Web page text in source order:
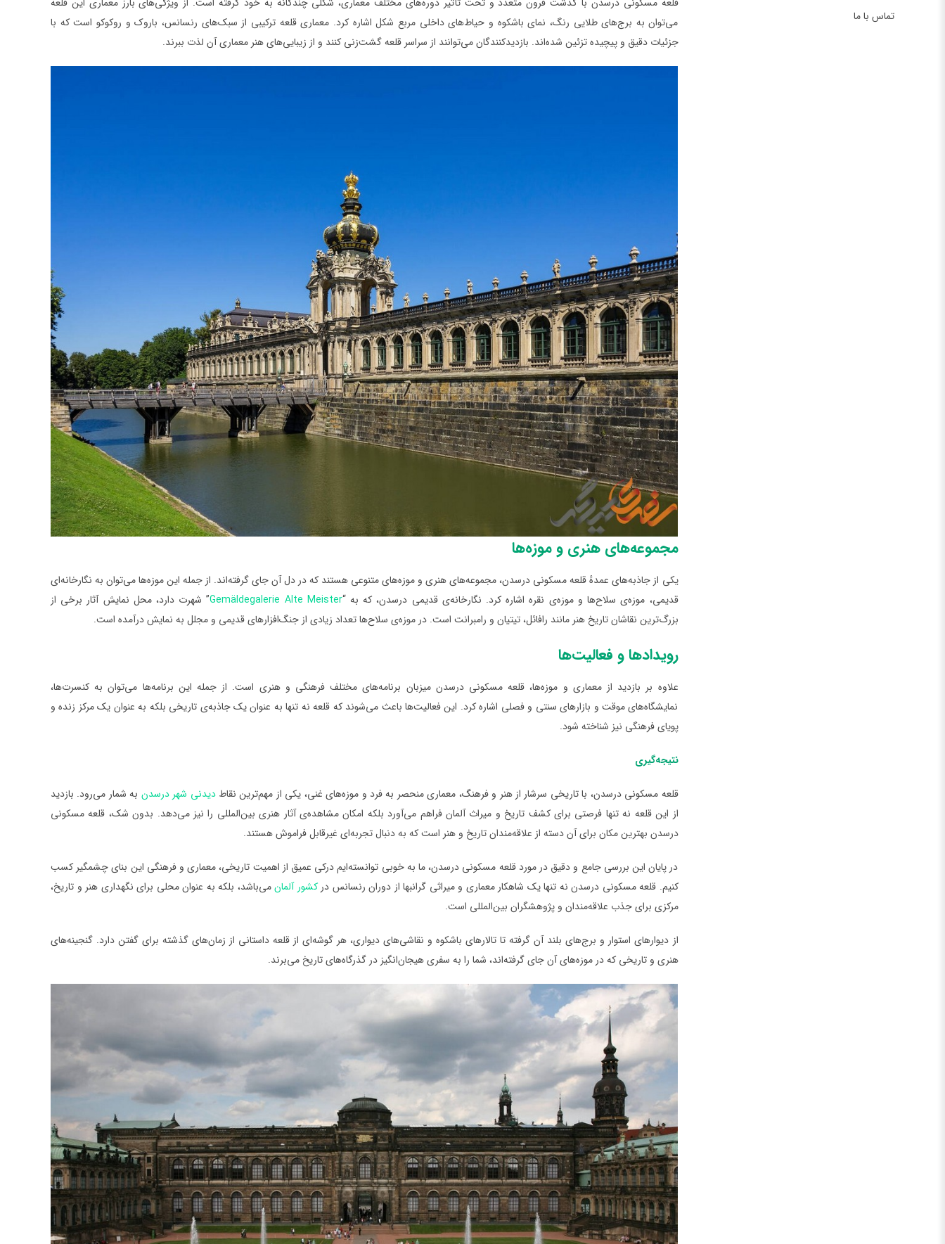
تماس با ما
قلعه مسکونی درسدن با گذشت قرون متعدد و تحت تأثیر دوره‌های مختلف معماری، شکلی چندگانه به خود گرفته است. از ویژگی‌های بارز معماری این قلعه
می‌توان به برج‌های طلایی رنگ، نمای باشکوه و حیاط‌های داخلی مربع شکل اشاره کرد. معماری قلعه ترکیبی از سبک‌های رنسانس، باروک و روکوکو است که با
جزئیات دقیق و پیچیده تزئین شده‌اند. بازدیدکنندگان می‌توانند از سراسر قلعه گشت‌زنی کنند و از زیبایی‌های هنر معماری آن لذت ببرند.
مجموعه‌های هنری و موزه‌ها
یکی از جاذبه‌های عمدهٔ قلعه مسکونی درسدن، مجموعه‌های هنری و موزه‌های متنوعی هستند که در دل آن جای گرفته‌اند. از جمله این موزه‌ها می‌توان به نگارخانه‌ای
قدیمی، موزه‌ی سلاح‌ها و موزه‌ی نقره اشاره کرد. نگارخانه‌ی قدیمی درسدن، که به “Gemäldegalerie Alte Meister” شهرت دارد، محل نمایش آثار برخی از
بزرگ‌ترین نقاشان تاریخ هنر مانند رافائل، تیتیان و رامبرانت است. در موزه‌ی سلاح‌ها تعداد زیادی از جنگ‌افزارهای قدیمی و مجلل به نمایش درآمده است.
رویدادها و فعالیت‌ها
علاوه بر بازدید از معماری و موزه‌ها، قلعه مسکونی درسدن میزبان برنامه‌های مختلف فرهنگی و هنری است. از جمله این برنامه‌ها می‌توان به کنسرت‌ها،
نمایشگاه‌های موقت و بازارهای سنتی و فصلی اشاره کرد. این فعالیت‌ها باعث می‌شوند که قلعه نه تنها به عنوان یک جاذبه‌ی تاریخی بلکه به عنوان یک مرکز زنده و
پویای فرهنگی نیز شناخته شود.
نتیجه‌گیری
قلعه مسکونی درسدن، با تاریخی سرشار از هنر و فرهنگ، معماری منحصر به فرد و موزه‌های غنی، یکی از مهم‌ترین نقاطدیدنی شهر درسدن به شمار می‌رود. بازدید
از این قلعه نه تنها فرصتی برای کشف تاریخ و میراث آلمان فراهم می‌آورد بلکه امکان مشاهده‌ی آثار هنری بین‌المللی را نیز می‌دهد. بدون شک، قلعه مسکونی
درسدن بهترین مکان برای آن دسته از علاقه‌مندان تاریخ و هنر است که به دنبال تجربه‌ای غیرقابل فراموش هستند.
در پایان این بررسی جامع و دقیق در مورد قلعه مسکونی درسدن، ما به خوبی توانسته‌ایم درکی عمیق از اهمیت تاریخی، معماری و فرهنگی این بنای چشمگیر کسب
کنیم. قلعه مسکونی درسدن نه تنها یک شاهکار معماری و میراثی گرانبها از دوران رنسانس درکشور آلمانمی‌باشد، بلکه به عنوان محلی برای نگهداری هنر و تاریخ،
مرکزی برای جذب علاقه‌مندان و پژوهشگران بین‌المللی است.
از دیوارهای استوار و برج‌های بلند آن گرفته تا تالارهای باشکوه و نقاشی‌های دیواری، هر گوشه‌ای از قلعه داستانی از زمان‌های گذشته برای گفتن دارد. گنجینه‌های
هنری و تاریخی که در موزه‌های آن جای گرفته‌اند، شما را به سفری هیجان‌انگیز در گذرگاه‌های تاریخ می‌برند.